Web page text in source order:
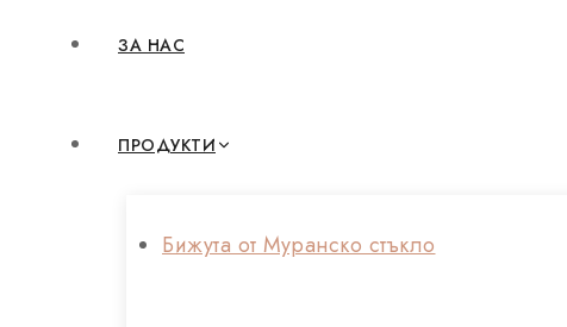
ЗА НАС
ПРОДУКТИ
Бижута от Муранско стъкло